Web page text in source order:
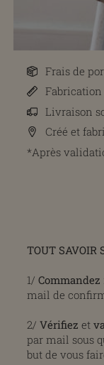
Frais de
Livraison
Créé et
*Après
TOUT SAVOIR
1/ Commandez
mail de
2/ Vérifiez et
par mail sous
but de vous